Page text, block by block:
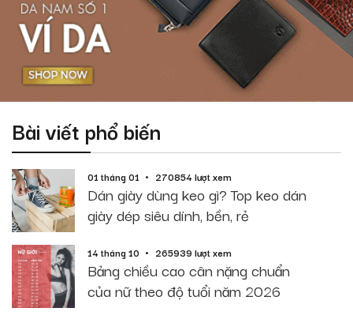
Bài viết phổ biến
01 tháng 01 270854 lượt xem
Dán giày dùng keo gì? Top keo dán
giày dép siêu dính, bền, rẻ
14 tháng 10 265939 lượt xem
Bảng chiều cao cân nặng chuẩn
của nữ theo độ tuổi năm 2026